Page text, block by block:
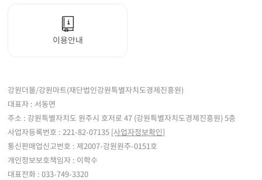
이용안내
강원더몰/강원마트(재단법인강원특별자치도경제진흥원)
대표자 : 서동면
주소 : 강원특별자치도 원주시 호저로 47 (강원특별자치도경제진흥원) 5층
사업자등록번호 : 221-82-07135 [사업자정보확인]
통신판매업신고번호 : 제2007-강원원주-0151호
개인정보보호책임자 : 이학수
대표전화 : 033-749-3320